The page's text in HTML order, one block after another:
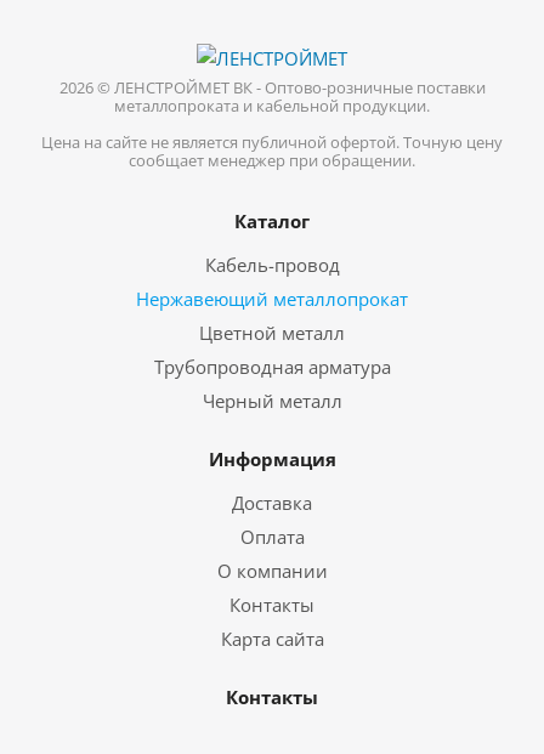
2026 © ЛЕНСТРОЙМЕТ ВК - Оптово-розничные поставки
металлопроката и кабельной продукции.
Цена на сайте не является публичной офертой. Точную цену
сообщает менеджер при обращении.
Каталог
Кабель-провод
Нержавеющий металлопрокат
Цветной металл
Трубопроводная арматура
Черный металл
Информация
Доставка
Оплата
О компании
Контакты
Карта сайта
Контакты